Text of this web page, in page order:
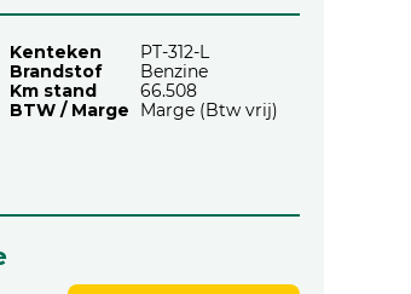
Kenteken
PT-312-L
Brandstof
Benzine
Km stand
66.508
BTW / Marge
Marge (Btw vrij)